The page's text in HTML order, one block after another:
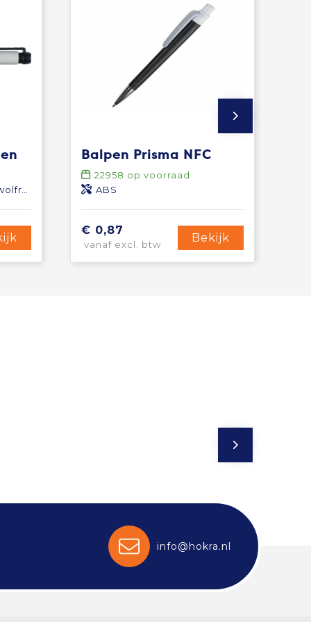
Balpen Prisma NFC
22958 op voorraad
ABS
€ 0,87
vanaf excl. btw
Bekijk
info@hokra.nl